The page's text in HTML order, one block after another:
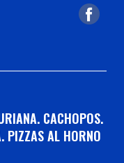
CACHOPOS.
PIZZAS AL HORNO